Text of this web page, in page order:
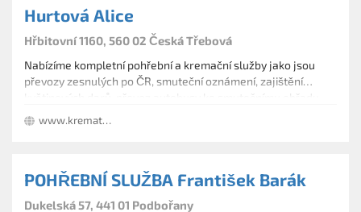
Hurtová Alice
Hřbitovní 1160, 560 02 Česká Třebová
Nabízíme kompletní pohřební a kremační služby jako jsou
převozy zesnulých po ČR, smuteční oznámení, zajištění
květinových darů, převoz autobusy ke smutečnímu obřadu,
vyřízení všech dokladů v matrice, hudba a výkopy hrobů.
www.krematoriumct.cz
POHŘEBNÍ SLUŽBA František Barák
Dukelská 57, 441 01 Podbořany